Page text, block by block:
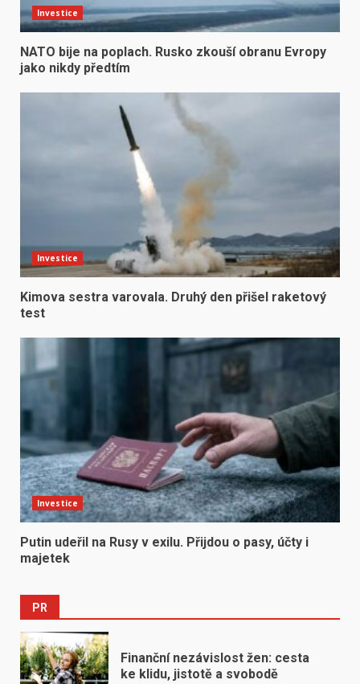
Investice
NATO bije na poplach. Rusko zkouší obranu Evropy
jako nikdy předtím
Investice
Kimova sestra varovala. Druhý den přišel raketový
test
Investice
Putin udeřil na Rusy v exilu. Přijdou o pasy, účty i
majetek
PR
Finanční nezávislost žen: cesta
ke klidu, jistotě a svobodě